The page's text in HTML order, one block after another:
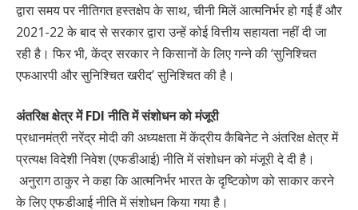
द्वारा समय पर नीतिगत हस्तक्षेप के साथ, चीनी मिलें आत्मनिर्भर हो गई हैं और
2021-22 के बाद से सरकार द्वारा उन्हें कोई वित्तीय सहायता नहीं दी जा
रही है। फिर भी, केंद्र सरकार ने किसानों के लिए गन्ने की ‘सुनिश्चित
एफआरपी और सुनिश्चित खरीद’ सुनिश्चित की है।
अंतरिक्ष क्षेत्र में FDI नीति में संशोधन को मंजूरी
प्रधानमंत्री नरेंद्र मोदी की अध्यक्षता में केंद्रीय कैबिनेट ने अंतरिक्ष क्षेत्र में
प्रत्यक्ष विदेशी निवेश (एफडीआई) नीति में संशोधन को मंजूरी दे दी है।
अनुराग ठाकुर ने कहा कि आत्मनिर्भर भारत के दृष्टिकोण को साकार करने
के लिए एफडीआई नीति में संशोधन किया गया है।